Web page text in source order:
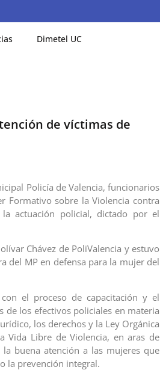
Dimetel UC
de víctimas de
Policía de Valencia, funcionarios
Formativo sobre la Violencia contra
actuación policial, dictado por el
Chávez de PoliValencia y estuvo
del MP en defensa para la mujer del
el proceso de capacitación y el
los efectivos policiales en materia
los derechos y la Ley Orgánica
Vida Libre de Violencia, en aras de
buena atención a las mujeres que
la prevención integral.